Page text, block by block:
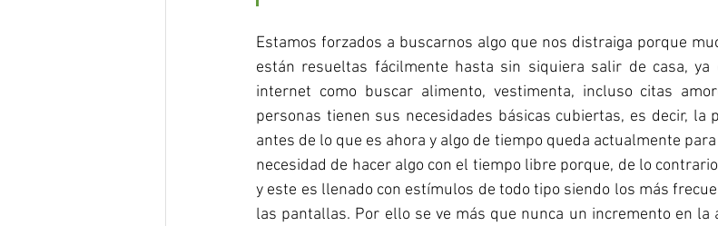
Estamos forzados a buscarnos algo que nos distraiga porque
están resueltas fácilmente hasta sin siquiera salir de casa,
internet como buscar alimento, vestimenta, incluso citas
personas tienen sus necesidades básicas cubiertas, es decir, la
antes de lo que es ahora y algo de tiempo queda actualmente
necesidad de hacer algo con el tiempo libre porque, de lo
y este es llenado con estímulos de todo tipo siendo los más
las pantallas. Por ello se ve más que nunca un incremento en la